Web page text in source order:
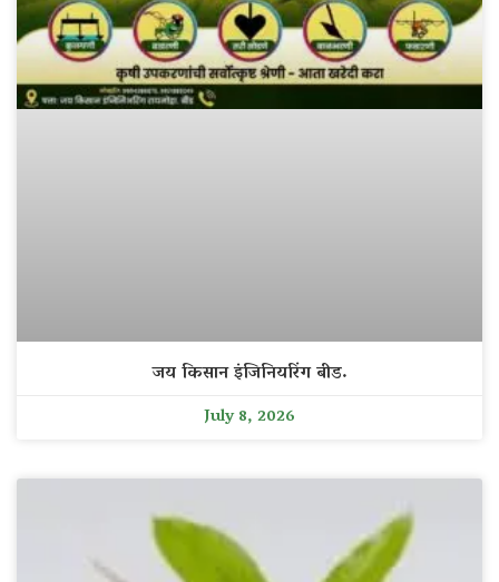
जय किसान इंजिनियरिंग बीड.
July 8, 2026